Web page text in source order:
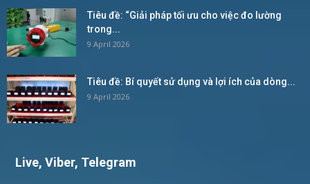
Tiêu đề: “Giải pháp tối ưu cho việc đo lường
trong...
9 April 2026
Tiêu đề: Bí quyết sử dụng và lợi ích của dòng...
9 April 2026
Live, Viber, Telegram